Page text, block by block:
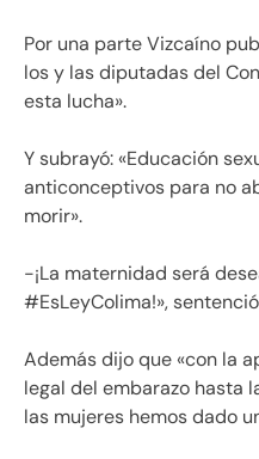
Por una parte Vizcaíno
los y las diputadas del
esta lucha».
Y subrayó: «Educación
anticonceptivos para no
morir».
-¡La maternidad será
#EsLeyColima!»,
Además dijo que «con la
legal del embarazo hasta
las mujeres hemos dado